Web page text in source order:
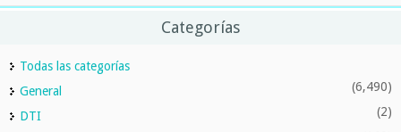
Categorías
Todas las categorías
General
(6,490)
DTI (2)